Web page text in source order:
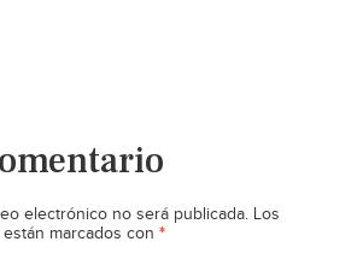
electrónico no será publicada. Los
marcados con *